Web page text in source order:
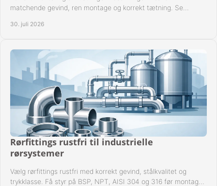
matchende gevind, ren montage og korrekt tætning. Se
30. juli 2026
Rørfittings rustfri til industrielle
rørsystemer
Vælg rørfittings rustfri med korrekt gevind, stålkvalitet og
trykklasse. Få styr på BSP, NPT, AISI 304 og 316 før montage